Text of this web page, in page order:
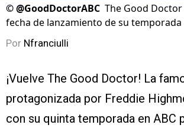
©@GoodDoctorABC The Good
fecha de lanzamiento de su temporada
Por Nfranciulli
¡Vuelve The Good Doctor! La
protagonizada por Freddie
con su quinta temporada en ABC